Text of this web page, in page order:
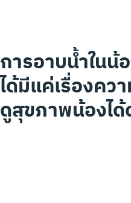
การอาบน้ำในน้
ได้มีแค่เรื่องคว
ดูสุขภาพน้องไ